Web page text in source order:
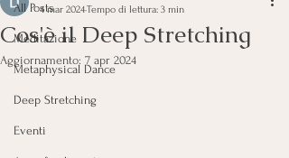
All Posts
Meditazione
Metaphysical Dance
Deep Stretching
Eventi
Cos'è il Deep Stretching
4 mar 2024Tempo di lettura: 3 min
Aggiornamento: 7 apr 2024